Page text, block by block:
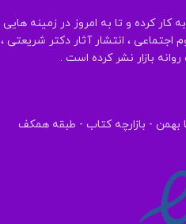
چاپخش از سال ۱۳۳۶ آغاز به کار کرده و تا به امروز در زمینه هایی
اجتماعی ، انتشار آثار دکتر شریعتی ،
بهمن - بازارچه کتاب - طبقه همکف